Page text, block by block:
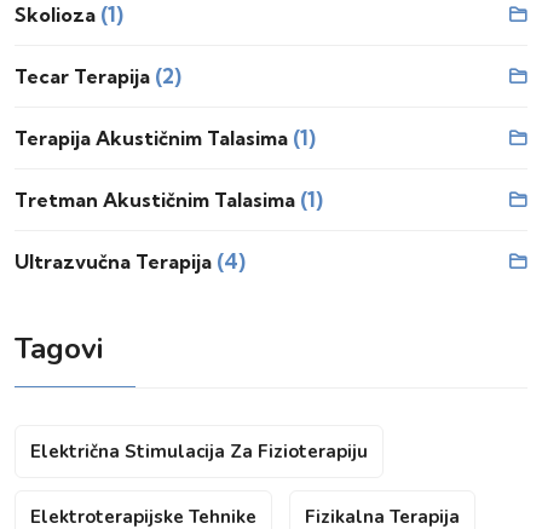
Skolioza (1)
Tecar Terapija (2)
Terapija Akustičnim Talasima (1)
Tretman Akustičnim Talasima (1)
Ultrazvučna Terapija (4)
Tagovi
Električna Stimulacija Za Fizioterapiju
Elektroterapijske Tehnike Fizikalna Terapija